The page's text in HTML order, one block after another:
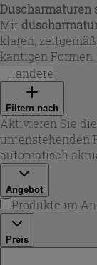
Duscharmaturen
Mit
klaren,
kantigen
Oberflächen (z.
auch glänzende
Stil wählen Sie
alsduscharmatur
Duschwand und
Look, der Design
...andere
Filtern nach
Aktivieren Sie
untenstehenden
automatisch
Angebot
Produkte im
Preis